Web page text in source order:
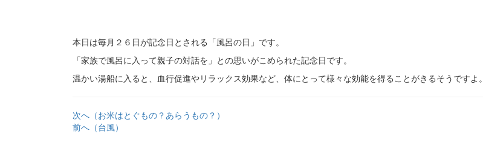
本日は毎月２６日が記念日とされる「風呂の日」です。
「家族で風呂に入って親子の対話を」との思いがこめられた記念日です。
温かい湯船に入ると、血行促進やリラックス効果など、体にとって様々な効能を得ることがきるそうですよ。
次へ（お米はとぐもの？あらうもの？）
前へ（台風）